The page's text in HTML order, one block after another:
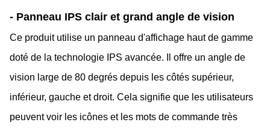
- Panneau IPS clair et grand angle de vision
Ce produit utilise un panneau d'affichage haut de gamme
doté de la technologie IPS avancée. Il offre un angle de
vision large de 80 degrés depuis les côtés supérieur,
inférieur, gauche et droit. Cela signifie que les utilisateurs
peuvent voir les icônes et les mots de commande très